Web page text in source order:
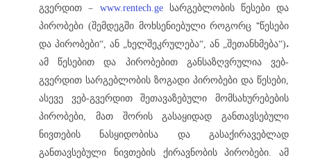
გვერდით – www.rentech.ge სარგებლობის წესები
და
პირობები (შემდეგში მოხსენიებული როგორც “წესები
და პირობები“, ან „ხელშეკრულება“, ან „შეთანხმება“).
ამ წესებით და პირობებით განსაზღვრულია ვებ-
გვერდით სარგებლობის ზოგადი პირობები და წესები,
ასევე ვებ-გვერდით შეთავაზებული მომსახურებების
პირობები, მათ შორის გასაყიდად განთავსებული
ნივთების ნასყიდობისა და გასაქირავებლად
განთავსებული ნივთების ქირავნობის პირობები. ამ